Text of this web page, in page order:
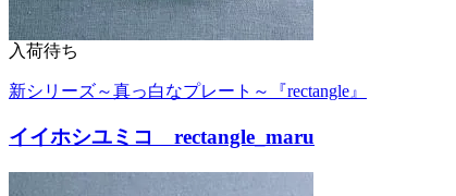
入荷待ち
新シリーズ～真っ白なプレート～『rectangle』
イイホシユミコ rectangle_maru